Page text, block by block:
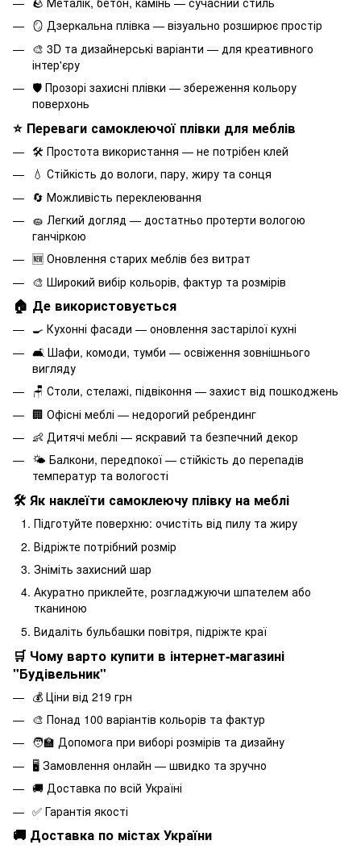
🪞 Дзеркальна плівка — візуально розширює простір
🎨 3D та дизайнерські варіанти — для креативного
інтер'єру
🛡 Прозорі захисні плівки — збереження кольору
поверхонь
⭐ Переваги самоклеючої плівки для меблів
🛠 Простота використання — не потрібен клей
💧 Стійкість до вологи, пару, жиру та сонця
🔄 Можливість переклеювання
🧽 Легкий догляд — достатньо протерти вологою
ганчіркою
🆕 Оновлення старих меблів без витрат
🎨 Широкий вибір кольорів, фактур та розмірів
🏠 Де використовується
🍳 Кухонні фасади — оновлення застарілої кухні
🛋 Шафи, комоди, тумби — освіження зовнішнього
вигляду
🪑 Столи, стелажі, підвіконня — захист від пошкоджень
🏢 Офісні меблі — недорогий ребрендинг
👶 Дитячі меблі — яскравий та безпечний декор
🌤 Балкони, передпокої — стійкість до перепадів
температур та вологості
🛠 Як наклеїти самоклеючу плівку на меблі
Підготуйте поверхню: очистіть від пилу та жиру
Відріжте потрібний розмір
Зніміть захисний шар
Акуратно приклейте, розгладжуючи шпателем або
тканиною
Видаліть бульбашки повітря, підріжте краї
🛒 Чому варто купити в інтернет-магазині
"Будівельник"
💰 Ціни від 219 грн
🎨 Понад 100 варіантів кольорів та фактур
🧑‍🏫 Допомога при виборі розмірів та дизайну
🖥 Замовлення онлайн — швидко та зручно
🚚 Доставка по всій Україні
✅ Гарантія якості
🚚 Доставка по містах України